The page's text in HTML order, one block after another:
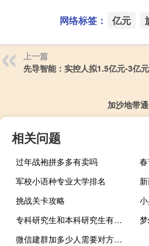
网络标签： 亿元
上一篇
先导智能：实控人拟1.5亿元-3亿
加沙地带
相关问题
过年战袍拼多多有卖吗
军校小语种专业大学排名
挑战关卡攻略
专科研究生和本科研究生有区别吗
微信建群加多少人需要对方确认（微信建群能加多少人）